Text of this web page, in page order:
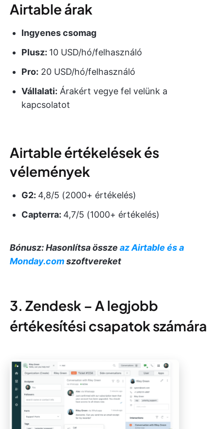
Airtable árak
Ingyenes csomag
Plusz: 10 USD/hó/felhasználó
Pro: 20 USD/hó/felhasználó
Vállalati: Árakért vegye fel velünk a
kapcsolatot
Airtable értékelések és
vélemények
G2: 4,8/5 (2000+ értékelés)
Capterra: 4,7/5 (1000+ értékelés)
Bónusz: Hasonlítsa össze az Airtable és a
Monday.comszoftvereket
3. Zendesk – A legjobb
értékesítési csapatok számára